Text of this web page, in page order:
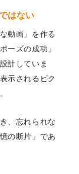
はない
動画」を作る
ーズの成功」
計していま
示されるピク
、忘れられな
の断片」であ